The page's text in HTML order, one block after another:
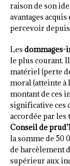
raison de son
avantages
percevoir
Les dommages-
le plus courant.
matériel (perte
moral (atteinte à
montant de ces
significative ces
accordée par
Conseil de
la somme de 50
de harcèlement
supérieur aux